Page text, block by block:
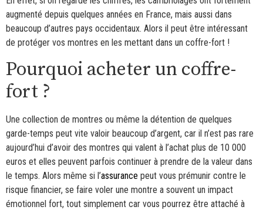
augmenté depuis quelques années en France, mais aussi dans
beaucoup d’autres pays occidentaux. Alors il peut être intéressant
de protéger vos montres en les mettant dans un coffre-fort !
Pourquoi acheter un coffre-
fort ?
Une collection de montres ou même la détention de quelques
garde-temps peut vite valoir beaucoup d’argent, car il n’est pas rare
aujourd’hui d’avoir des montres qui valent à l’achat plus de 10 000
euros et elles peuvent parfois continuer à prendre de la valeur dans
le temps. Alors même si l’assurance peut vous prémunir contre le
risque financier, se faire voler une montre a souvent un impact
émotionnel fort, tout simplement car vous pourrez être attaché à